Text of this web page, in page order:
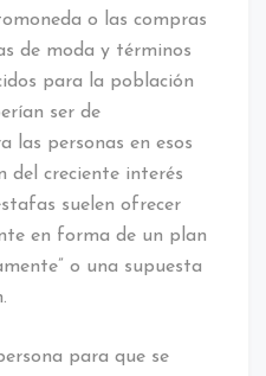
o las compras
de moda y términos
para la población
ser de
las personas en esos
del creciente interés
suelen ofrecer
en forma de un plan
o una supuesta
para que se